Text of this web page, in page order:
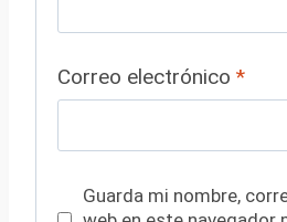
Correo electrónico *
Guarda mi nombre,